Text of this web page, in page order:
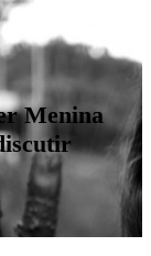
Menina